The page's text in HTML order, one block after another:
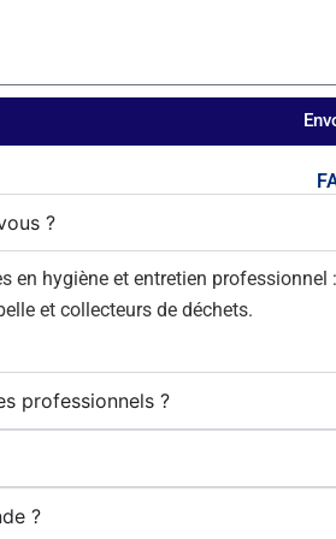
?
en hygiène et entretien
et collecteurs de déchets.
professionnels ?
?